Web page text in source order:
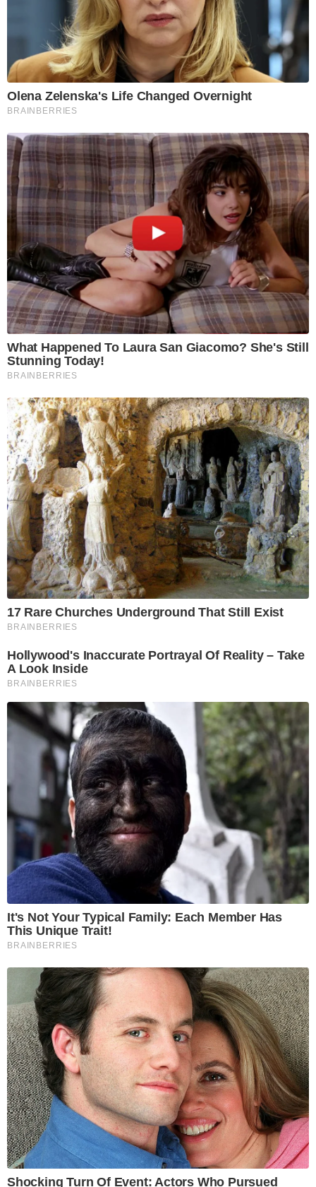
Olena Zelenska's Life Changed Overnight
BRAINBERRIES
What Happened To Laura San Giacomo? She's Still
Stunning Today!
BRAINBERRIES
17 Rare Churches Underground That Still Exist
BRAINBERRIES
Hollywood's Inaccurate Portrayal Of Reality – Take
A Look Inside
BRAINBERRIES
It's Not Your Typical Family: Each Member Has
This Unique Trait!
BRAINBERRIES
Shocking Turn Of Event: Actors Who Pursued